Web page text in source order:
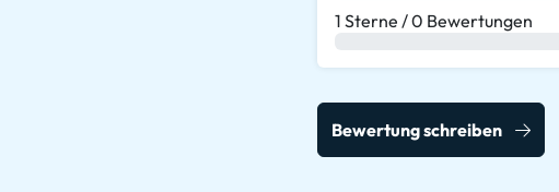
1 Sterne / 0 Bewertungen
Bewertung schreiben